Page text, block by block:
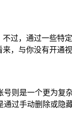
过，通过一些特
，与你没有开通视
则是一个更为复
过手动删除或隐